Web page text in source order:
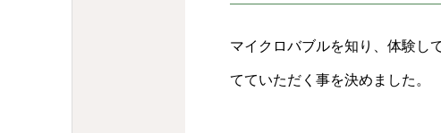
マイクロバブルを知り、体験し
てていただく事を決めました。